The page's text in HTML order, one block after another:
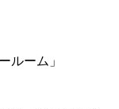
ルーム」